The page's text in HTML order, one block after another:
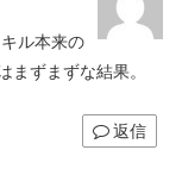
ル本来の
まずまずな結果。
返信